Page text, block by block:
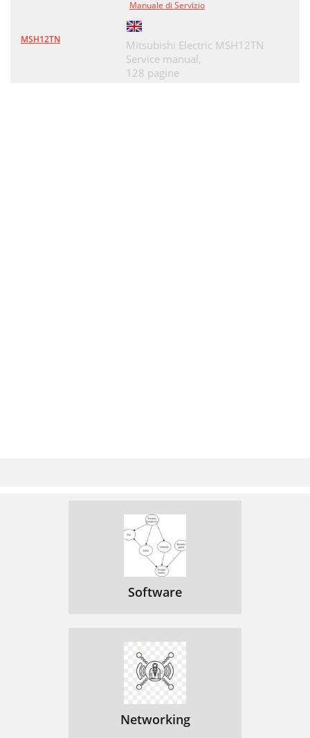
MSH12TN
Manuale di Servizio
Mitsubishi Electric MSH12TN
Service manual,
128 pagine
Software
Networking